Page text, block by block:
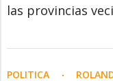
las provincias
POLITICA